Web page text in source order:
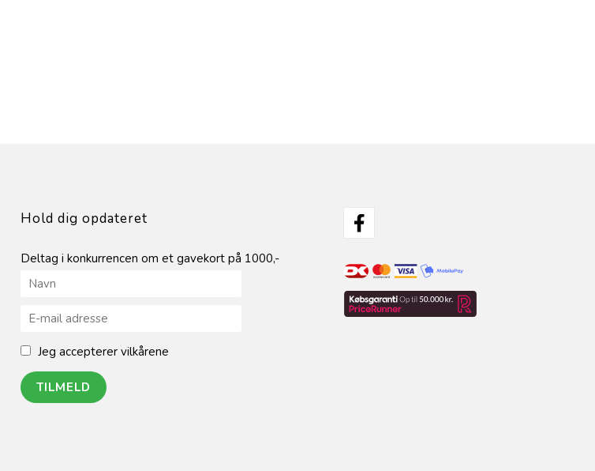
Hold dig opdateret
Deltag i konkurrencen om et gavekort på 1000,-
Jeg accepterer vilkårene